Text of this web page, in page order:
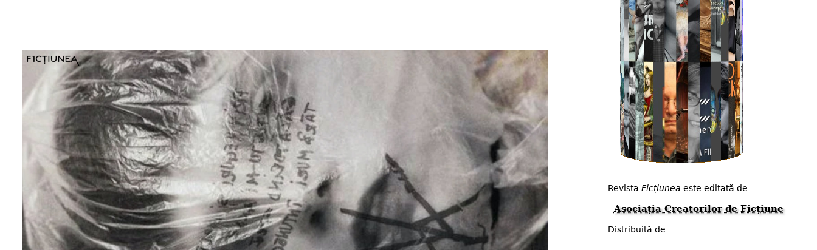
Revista Ficțiunea este editată de
Asociația Creatorilor de Ficțiune
Distribuită de